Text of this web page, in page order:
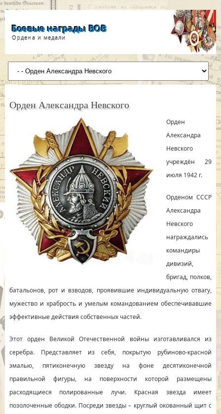
Боевые награды ВОВ
Ордена и медали
Орден Александра Невского
Орден
Александра
Невского
учреждён 29
июля 1942 г.
Орденом СССР
Александра
Невского
награждались
командиры
дивизий,
бригад, полков,
батальонов, рот и взводов, проявившие индивидуальную отвагу,
мужество и храбрость и умелым командованием обеспечивавшие
эффективные действия собственных частей.
Этот орден Великой Отечественной войны изготавливался из
серебра. Представляет из себя, покрытую рубиново-красной
эмалью, пятиконечную звезду на фоне десятиконечной
правильной фигуры, на поверхности которой размещены
расходящиеся полированные лучи. Красная звезда имеет
позолоченные ободки. Посреди звезды – круглый окованный щит с